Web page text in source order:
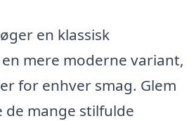
en klassisk
mere moderne variant,
for enhver smag. Glem
de mange stilfulde